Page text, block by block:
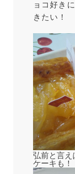
ョコ好き
きたい！
弘前と言え
ケーキも！